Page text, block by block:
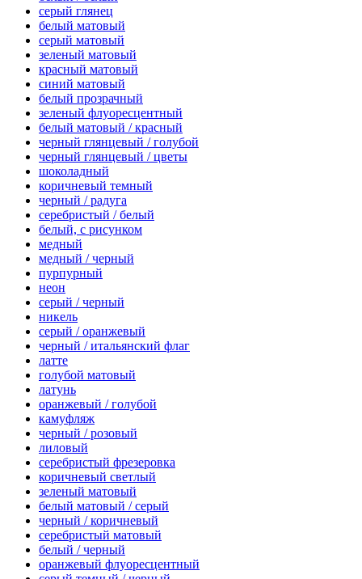
серый глянец
белый матовый
серый матовый
зеленый матовый
красный матовый
синий матовый
белый прозрачный
зеленый флуоресцентный
белый матовый / красный
черный глянцевый / голубой
черный глянцевый / цветы
шоколадный
коричневый темный
черный / радуга
серебристый / белый
белый, с рисунком
медный
медный / черный
пурпурный
неон
серый / черный
никель
серый / оранжевый
черный / итальянский флаг
латте
голубой матовый
латунь
оранжевый / голубой
камуфляж
черный / розовый
лиловый
серебристый фрезеровка
коричневый светлый
зеленый матовый
белый матовый / серый
черный / коричневый
серебристый матовый
белый / черный
оранжевый флуоресцентный